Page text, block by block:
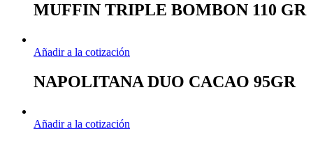
MUFFIN TRIPLE BOMBON 110 GR
Añadir a la cotización
NAPOLITANA DUO CACAO 95GR
Añadir a la cotización